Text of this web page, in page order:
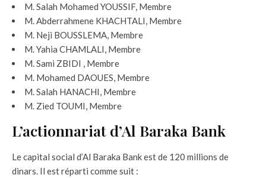
M. Salah Mohamed YOUSSIF, Membre
M. Abderrahmene KHACHTALI, Membre
M. Neji BOUSSLEMA, Membre
M. Yahia CHAMLALI, Membre
M. Sami ZBIDI , Membre
M. Mohamed DAOUES, Membre
M. Salah HANACHI, Membre
M. Zied TOUMI, Membre
L’actionnariat d’Al Baraka Bank
Le capital social d’Al Baraka Bank est de 120 millions de
dinars. Il est réparti comme suit :